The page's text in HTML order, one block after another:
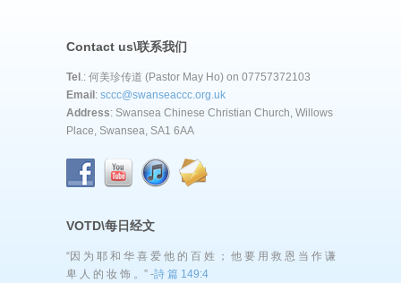
Contact us\联系我们
Tel.: 何美珍传道 (Pastor May Ho) on 07757372103
Email: sccc@swanseaccc.org.uk
Address: Swansea Chinese Christian Church, Willows
Place, Swansea, SA1 6AA
VOTD\每日经文
“因 为 耶 和 华 喜 爱 他 的 百 姓 ； 他 要 用 救 恩 当 作 谦
卑 人 的 妆 饰 。” -詩 篇 149:4